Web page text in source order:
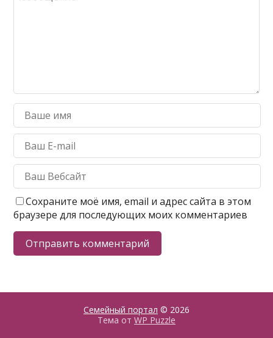
Сохраните моё имя, email и адрес сайта в этом
браузере для последующих моих комментариев
Семейный портал © 2026
Тема от WP Puzzle